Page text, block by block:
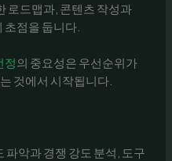
로드맵과, 콘텐츠 작성과
초점을 둡니다.
정의 중요성은 우선순위가
것에서 시작됩니다.
파악과 경쟁 강도 분석, 도구